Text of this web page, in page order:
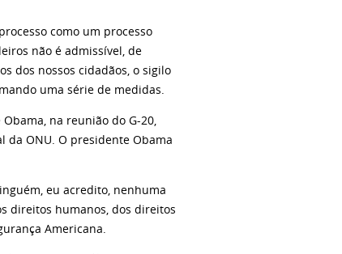
como um processo
não é admissível, de
dos nossos cidadãos, o sigilo
uma série de medidas.
na reunião do G-20,
da ONU. O presidente Obama
eu acredito, nenhuma
direitos humanos, dos direitos
Americana.